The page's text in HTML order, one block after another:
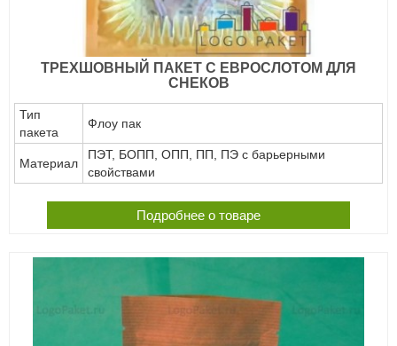
ТРЕХШОВНЫЙ ПАКЕТ С ЕВРОСЛОТОМ ДЛЯ
СНЕКОВ
Тип
пакета
Флоу пак
Материал
ПЭТ, БОПП, ОПП, ПП, ПЭ с барьерными
свойствами
Подробнее о товаре